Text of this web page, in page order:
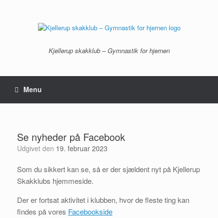
Kjellerup skakklub – Gymnastik for hjernen
Menu
Se nyheder på Facebook
Udgivet den 19. februar 2023
Som du sikkert kan se, så er der sjældent nyt på Kjellerup
Skakklubs hjemmeside.
Der er fortsat aktivitet i klubben, hvor de fleste ting kan
findes på vores Facebookside